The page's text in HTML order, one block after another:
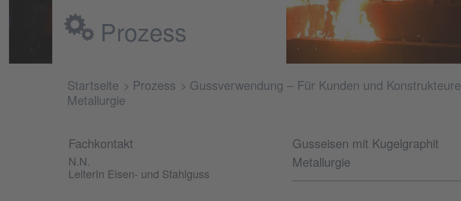
Prozess
Startseite Prozess Gussverwendung – Für Kunden und Konstrukteure
Metallurgie
Fachkontakt
N.N.
LeiterIn Eisen- und Stahlguss
Gusseisen mit Kugelgraphit
Metallurgie